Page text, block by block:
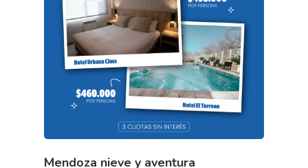
Mendoza nieve y aventura